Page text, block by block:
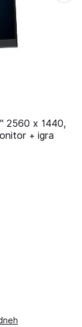
2560 x 1440,
+ igra